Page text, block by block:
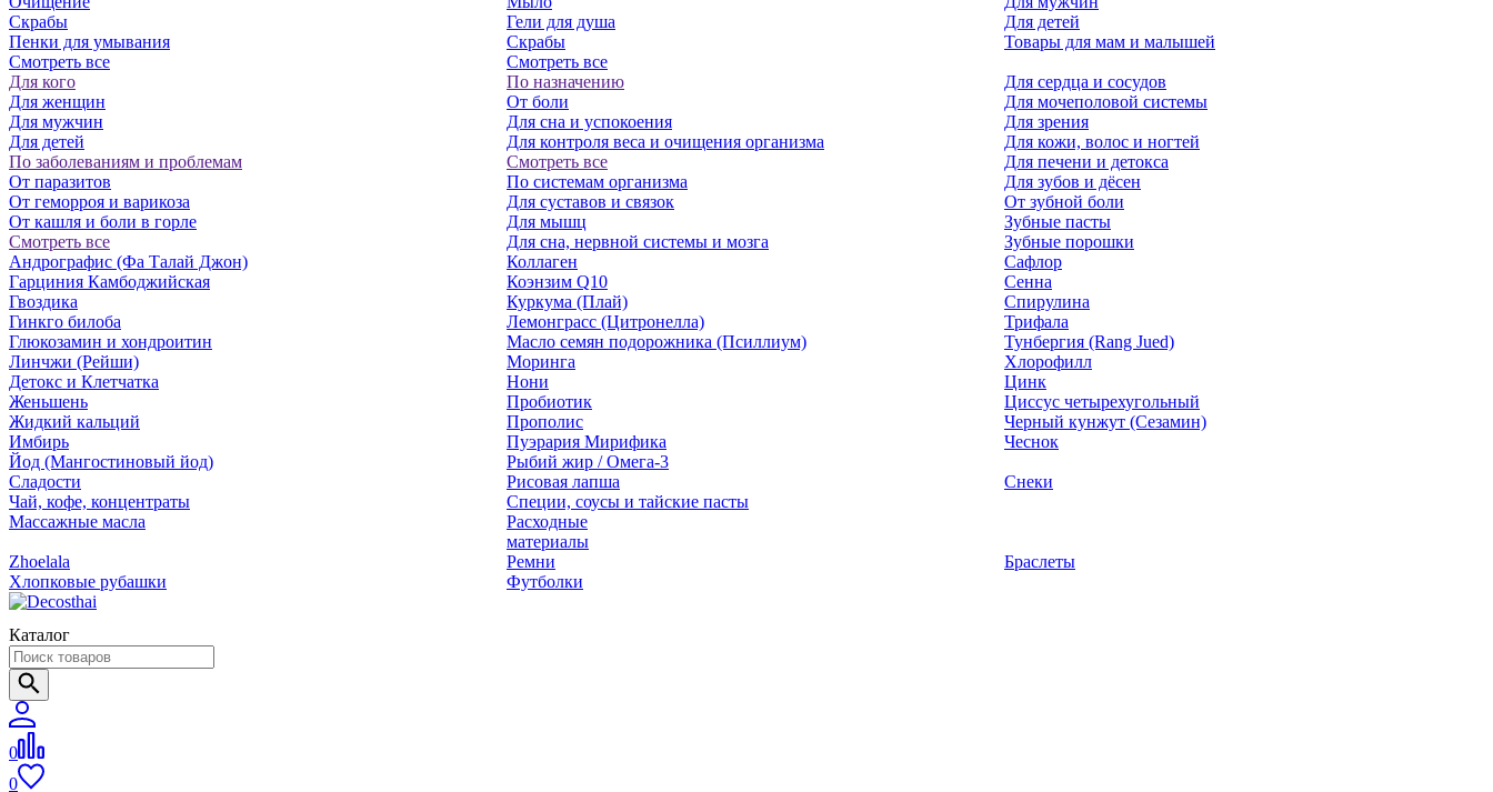
Скрабы
Пенки для умывания
Смотреть все
Гели для душа
Скрабы
Смотреть все
Для детей
Товары для мам и малышей
Для кого
Для женщин
Для мужчин
Для детей
По заболеваниям и проблемам
От паразитов
Oт геморроя и варикоза
От кашля и боли в горле
Смотреть все
По назначению
От боли
Для сна и успокоения
Для контроля веса и очищения организма
Смотреть все
По системам организма
Для суставов и связок
Для мышц
Для сна, нервной системы и мозга
Для сердца и сосудов
Для мочеполовой системы
Для зрения
Для кожи, волос и ногтей
Для печени и детокса
Для зубов и дёсен
От зубной боли
Зубные пасты
Зубные порошки
Андрографис (Фа Талай Джон)
Гарциния Камбоджийская
Гвоздика
Гинкго билоба
Глюкозамин и хондроитин
Линчжи (Рейши)
Детокс и Клетчатка
Женьшень
Жидкий кальций
Имбирь
Йод (Мангостиновый йод)
Коллаген
Коэнзим Q10
Куркума (Плай)
Лемонграсс (Цитронелла)
Масло семян подорожника (Псиллиум)
Моринга
Нони
Пробиотик
Прополис
Пуэрария Мирифика
Рыбий жир / Омега-3
Сафлор
Сенна
Спирулина
Трифала
Тунбергия (Rang Jued)
Хлорофилл
Цинк
Циссус четырехугольный
Черный кунжут (Сезамин)
Чеснок
Сладости
Чай, кофе, концентраты
Рисовая лапша
Специи, соусы и тайские пасты
Снеки
Массажные масла
Расходные
материалы
Zhoelala
Хлопковые рубашки
Ремни
Футболки
Браслеты
Каталог
0
0